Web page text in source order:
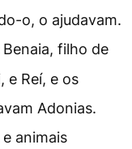
o, o ajudavam.
filho de
e Reí, e os
Adonias.
animais